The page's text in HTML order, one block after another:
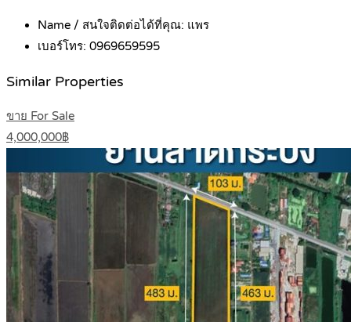
Name / สนใจติดต่อได้ที่คุณ: แพร
เบอร์โทร: 0969659595
Similar Properties
ขาย For Sale
4,000,000฿